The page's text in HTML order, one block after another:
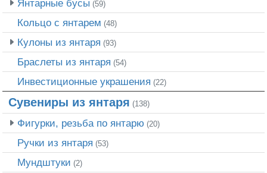
Янтарные бусы (59)
Кольцо с янтарем (48)
Кулоны из янтаря (93)
Браслеты из янтаря (54)
Инвестиционные украшения (22)
Сувениры из янтаря (138)
Фигурки, резьба по янтарю (20)
Ручки из янтаря (53)
Мундштуки (2)